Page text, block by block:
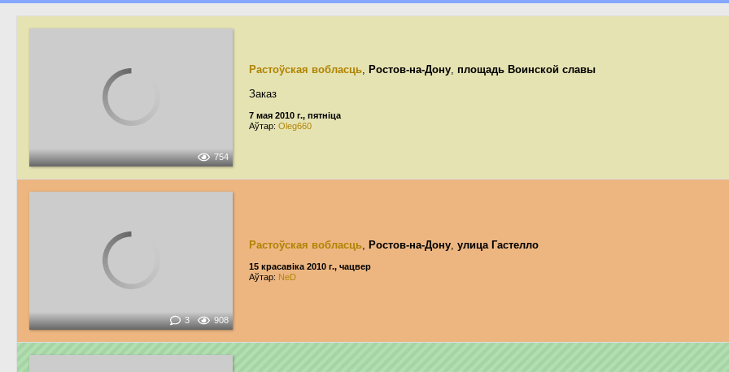
754
Растоўская вобласць, Ростов-на-Дону, площадь Воинской славы
Заказ
7 мая 2010 г., пятніца
Аўтар: Oleg660
3 908
Растоўская вобласць, Ростов-на-Дону, улица Гастелло
15 красавіка 2010 г., чацвер
Аўтар: NeD